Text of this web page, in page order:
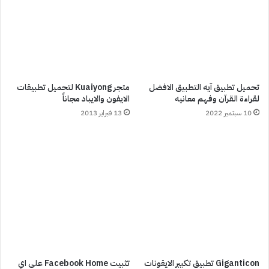
تحميل تطبيق آيه التطبيق الافضل
لقراءة القرآن وفهم معانيه
10 سبتمبر 2022
متجر Kuaiyong لتحميل تطبيقات
الايفون والايباد مجاناً
13 فبراير 2013
Giganticon تطبيق تكبير الايقونات
تثبيت Facebook Home على اي